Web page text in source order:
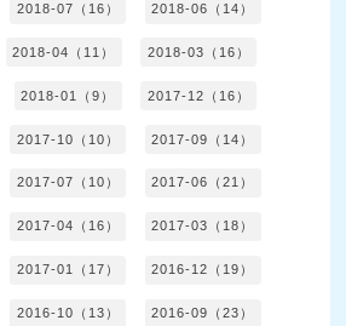
2018-07（16） 2018-06（14）
2018-04（11） 2018-03（16）
2018-01（9） 2017-12（16）
2017-10（10） 2017-09（14）
2017-07（10） 2017-06（21）
2017-04（16） 2017-03（18）
2017-01（17） 2016-12（19）
2016-10（13） 2016-09（23）